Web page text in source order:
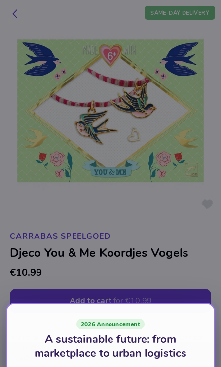
SAME-DAY DELIVERY
CARRABAS SPEELGOED
Djeco You & Me Koordjes Vogels
€10.99
Add to cartfor€10.99
Kunst en Entertainment
Hobby's en Creatieve Vaardigheden
Handwerk en Hobby's
Handwerk- en Hobbysets
Sets Om Sieraden Te Maken
2026 Announcement
A sustainable future: from
marketplace to urban logistics